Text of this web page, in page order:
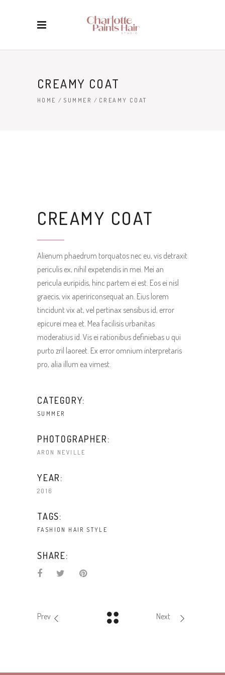
CREAMY COAT
HOME / SUMMER / CREAMY COAT
CREAMY COAT
Alienum phaedrum torquatos nec eu, vis detraxit
periculis ex, nihil expetendis in mei. Mei an
pericula euripidis, hinc partem ei est. Eos ei nisl
graecis, vix apeririconsequat an. Eius lorem
tincidunt vix at, vel pertinax sensibus id, error
epicurei mea et. Mea facilisis urbanitas
moderatius id. Vis ei rationibus definiebas u qui
purto zril laoreet. Ex error omnium interpretaris
pro, alia illum ea vimest.
CATEGORY:
SUMMER
PHOTOGRAPHER:
ARON NEVILLE
YEAR:
2016
TAGS:
FASHION HAIR STYLE
SHARE:
Prev Next